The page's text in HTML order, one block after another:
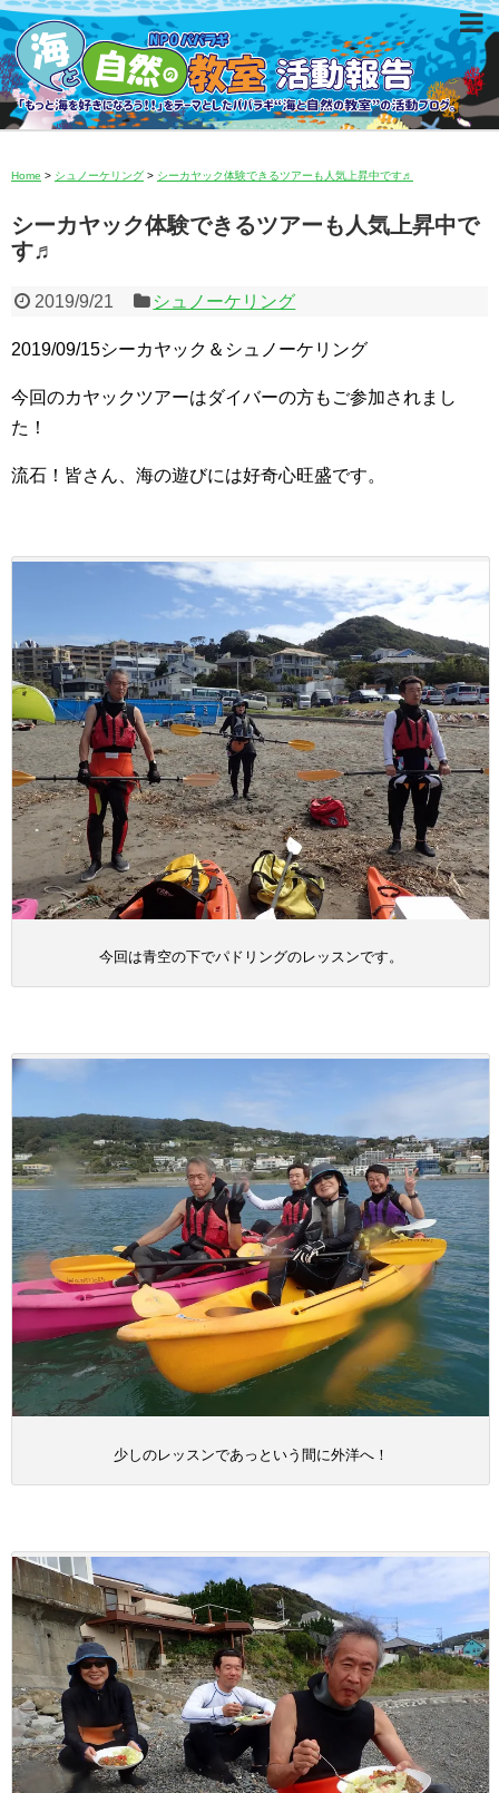
Home > シュノーケリング > シーカヤック体験できるツアーも人気上昇中です♬
シーカヤック体験できるツアーも人気上昇中で
す♬
2019/9/21 シュノーケリング
2019/09/15シーカヤック＆シュノーケリング
今回のカヤックツアーはダイバーの方もご参加されまし
た！
流石！皆さん、海の遊びには好奇心旺盛です。
今回は青空の下でパドリングのレッスンです。
少しのレッスンであっという間に外洋へ！